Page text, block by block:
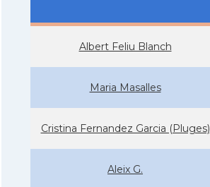
Albert Feliu Blanch
Maria Masalles
Cristina Fernandez Garcia (Pluges)
Aleix G.